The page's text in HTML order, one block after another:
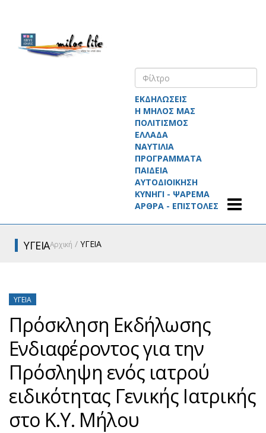
ΕΚΔΗΛΩΣΕΙΣ
Η ΜΗΛΟΣ ΜΑΣ
ΠΟΛΙΤΙΣΜΟΣ
ΕΛΛΑΔΑ
ΝΑΥΤΙΛΙΑ
ΠΡΟΓΡΑΜΜΑΤΑ
ΠΑΙΔΕΙΑ
ΑΥΤΟΔΙΟΙΚΗΣΗ
ΚΥΝΗΓΙ - ΨΑΡΕΜΑ
ΑΡΘΡΑ - ΕΠΙΣΤΟΛΕΣ
ΥΓΕΙΑΑρχική ΥΓΕΙΑ
ΥΓΕΊΑ
Πρόσκληση Εκδήλωσης
Ενδιαφέροντος για την
Πρόσληψη ενός ιατρού
ειδικότητας Γενικής Ιατρικής
στο Κ.Υ. Μήλου